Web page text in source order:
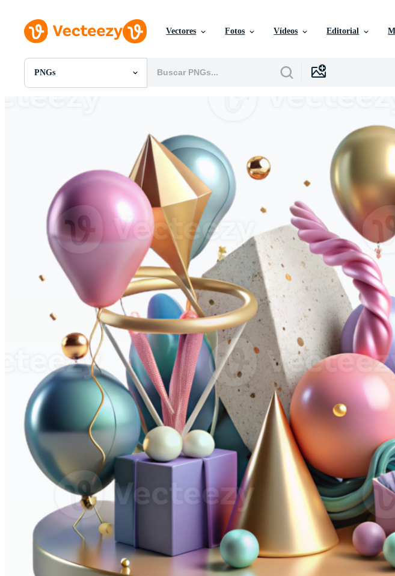
Vectores Fotos Vídeos Editorial
PNGs
Todas Imágenes
Videos
Gráficos en Movimiento
Imágenes Editoriales
Eventos Editoriales